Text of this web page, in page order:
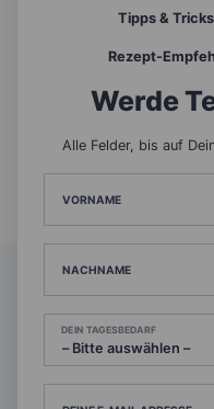
Tipps & Tricks
Rezept-
Werde
Alle Felder, bis auf
VORNAME
NACHNAME
DEIN TAGESBEDARF